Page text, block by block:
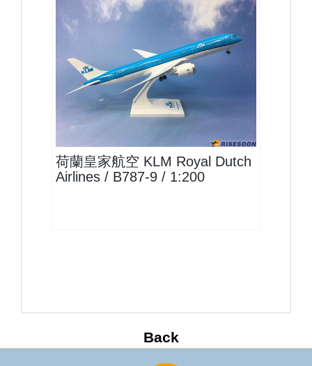
KLM20B789P01
荷蘭皇家航空 KLM Royal Dutch
Airlines / B787-9 / 1:200